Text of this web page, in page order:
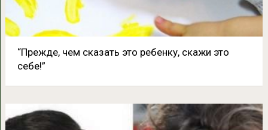
“Прежде, чем сказать это ребенку, скажи это
себе!”